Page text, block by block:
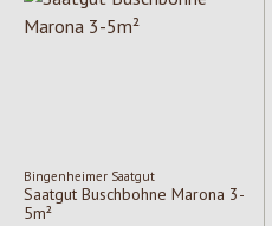
Bingenheimer Saatgut
Saatgut Buschbohne Marona 3-
5m²